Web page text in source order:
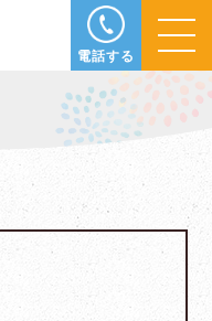
電話する